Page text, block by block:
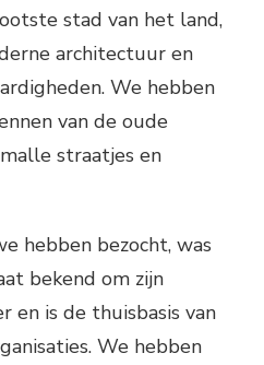
stad van het land,
architectuur en
We hebben
van de oude
straatjes en
hebben bezocht, was
bekend om zijn
en is de thuisbasis van
We hebben